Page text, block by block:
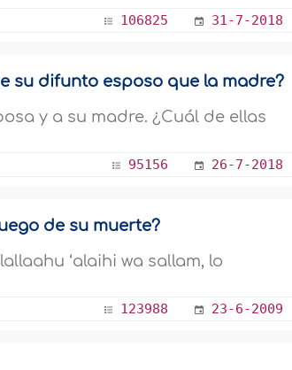
106825 31-7-2018
su difunto esposo que la madre?
y a su madre. ¿Cuál de ellas
95156 26-7-2018
de su muerte?
‘alaihi wa sallam, lo
123988 23-6-2009